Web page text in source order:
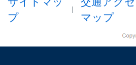
プ
マップ